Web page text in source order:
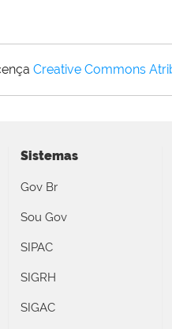
Creative Commons
Sistemas
Gov Br
Sou Gov
SIPAC
SIGRH
SIGAC